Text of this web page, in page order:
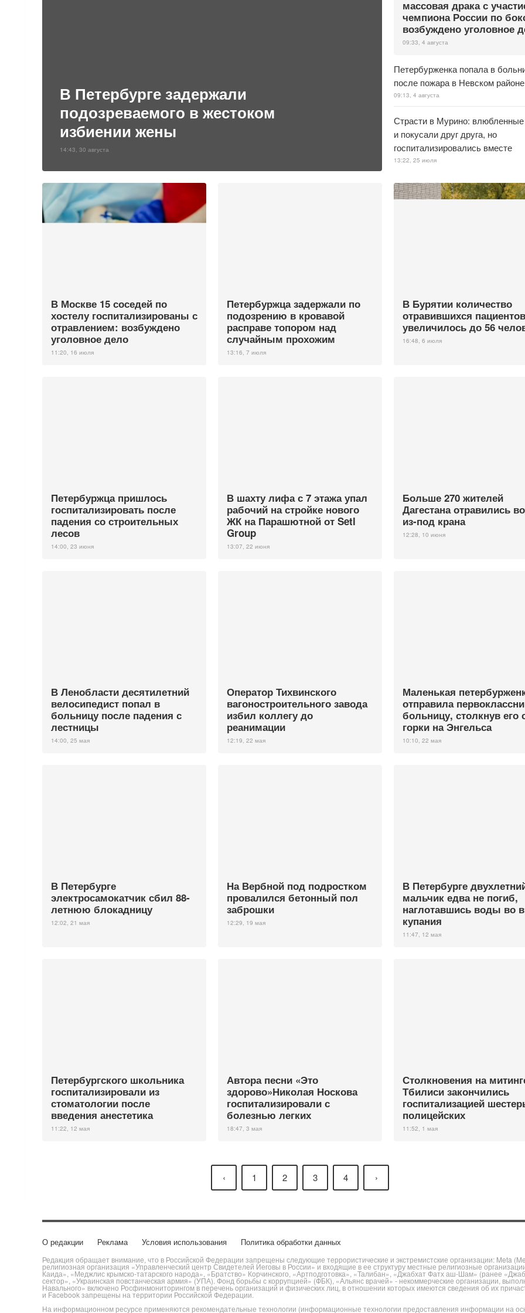
В Петербурге задержали
подозреваемого в жестоком
избиении жены
14:43, 30 августа
массовая драка с
чемпиона России по
возбуждено уголовное
09:33, 4 августа
Петербурженка попала в
после пожара в Невском районе
09:13, 4 августа
Страсти в Мурино:
и покусали друг друга, но
госпитализировались вместе
13:22, 25 июля
В Москве 15 соседей по
хостелу госпитализированы с
отравлением: возбуждено
уголовное дело
11:20, 16 июля
Петербуржца задержали по
подозрению в кровавой
расправе топором над
случайным прохожим
13:16, 7 июля
В Бурятии количество
отравившихся пациентов
увеличилось до 56
16:48, 6 июля
Петербуржца пришлось
госпитализировать после
падения со строительных
лесов
14:00, 23 июня
В шахту лифа с 7 этажа упал
рабочий на стройке нового
ЖК на Парашютной от Setl
Group
13:07, 22 июня
Больше 270 жителей
Дагестана отравились
из-под крана
12:28, 10 июня
В Ленобласти десятилетний
велосипедист попал в
больницу после падения с
лестницы
14:00, 25 мая
Оператор Тихвинского
вагоностроительного завода
избил коллегу до
реанимации
12:19, 22 мая
Маленькая
отправила
больницу, столкнув его
горки на Энгельса
10:10, 22 мая
В Петербурге
электросамокатчик сбил 88-
летнюю блокадницу
12:02, 21 мая
На Вербной под подростком
провалился бетонный пол
заброшки
12:29, 19 мая
В Петербурге
мальчик едва не погиб,
наглотавшись воды во
купания
11:47, 12 мая
Петербургского школьника
госпитализировали из
стоматологии после
введения анестетика
11:22, 12 мая
Автора песни «Это
здорово»Николая Носкова
госпитализировали с
болезнью легких
18:47, 3 мая
Столкновения на
Тбилиси закончились
госпитализацией
полицейских
11:52, 1 мая
‹ 1 2 3 4 ›
О редакции Реклама Условия использования Политика обработки данных
Редакция обращает внимание, что в Российской Федерации запрещены следующие террористические и экстремистские организации: Meta
религиозная организация «Управленческий центр Свидетелей Иеговы в России» и входящие в ее структуру местные религиозные
Каида», «Меджлис крымско-татарского народа», «Братство» Корчинского, «Артподготовка», «Талибан», «Джабхат Фатх аш-Шам» (ранее
сектор», «Украинская повстанческая армия» (УПА). Фонд борьбы с коррупцией» (ФБК), «Альянс врачей» - некоммерческие организации,
Навального» включено Росфинмониторингом в перечень организаций и физических лиц, в отношении которых имеются сведения об их
и Facebook запрещены на территории Российской Федерации.
На информационном ресурсе применяются рекомендательные технологии (информационные технологии предоставления информации на